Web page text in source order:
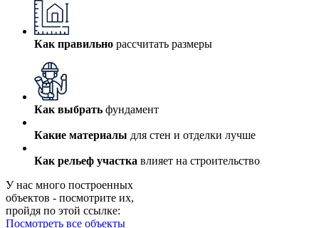
Как правильно рассчитать размеры
Как выбрать фундамент
Какие материалы для стен и отделки лучше
Как рельеф участка влияет на строительство
У нас много построенных
объектов - посмотрите их,
пройдя по этой ссылке:
Посмотреть все объекты